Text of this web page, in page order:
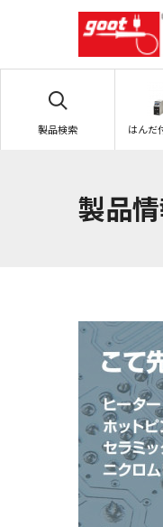
製品検索 はんだ
製品